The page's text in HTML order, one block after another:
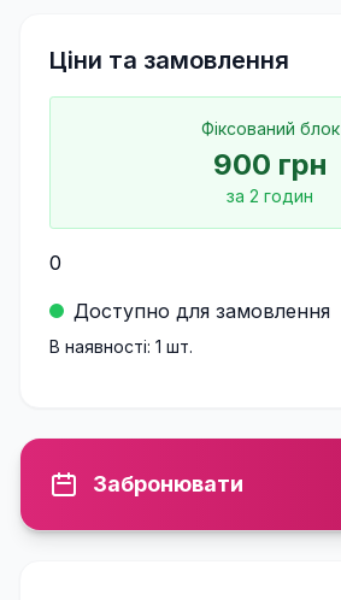
Ціни та замовлення
Фіксований блок
900 грн
за 2 годин
0
Доступно для замовлення
В наявності: 1 шт.
Забронювати